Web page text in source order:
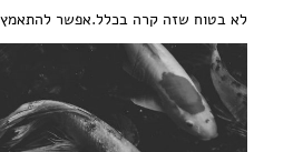
לא בטוח שזה קרה בכלל.אפשר